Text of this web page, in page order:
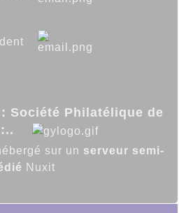
Société Philatélique de
sur un serveur semi-
Nuxit